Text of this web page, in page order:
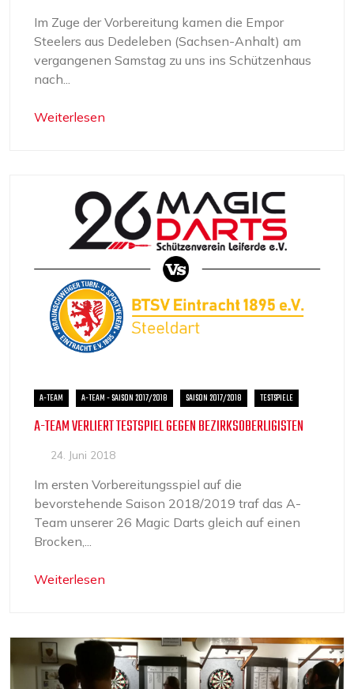
Im Zuge der Vorbereitung kamen die Empor
Steelers aus Dedeleben (Sachsen-Anhalt) am
vergangenen Samstag zu uns ins Schützenhaus
nach...
Weiterlesen
A-TEAM A-TEAM - SAISON 2017/2018 SAISON 2017/2018 TESTSPIELE
A-TEAM VERLIERT TESTSPIEL GEGEN BEZIRKSOBERLIGISTEN
24. Juni 2018
Im ersten Vorbereitungsspiel auf die
bevorstehende Saison 2018/2019 traf das A-
Team unserer 26 Magic Darts gleich auf einen
Brocken,...
Weiterlesen